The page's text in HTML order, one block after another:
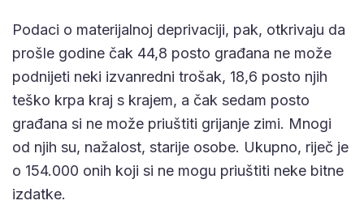
Podaci o materijalnoj deprivaciji, pak, otkrivaju da
prošle godine čak 44,8 posto građana ne može
podnijeti neki izvanredni trošak, 18,6 posto njih
teško krpa kraj s krajem, a čak sedam posto
građana si ne može priuštiti grijanje zimi. Mnogi
od njih su, nažalost, starije osobe. Ukupno, riječ je
o 154.000 onih koji si ne mogu priuštiti neke bitne
izdatke.